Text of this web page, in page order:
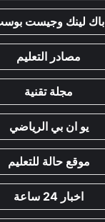
باك لينك وجيست
مصادر التعليم
مجلة تقنية
يو ان بي الرياضي
موقع حالة للتعليم
اخبار 24 ساعة